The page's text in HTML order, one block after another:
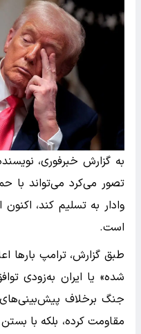
به گزارش خبرفوری،
تصور می‌کرد می‌تواند با
وادار به تسلیم کند،
است.
طبق گزارش، ترامپ بارها
شده» یا ایران به‌زودی
جنگ برخلاف
مقاومت کرده، بلکه با